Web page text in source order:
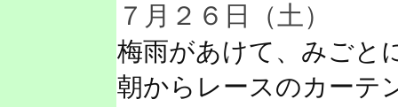
７月２６日（土）
梅雨があけて、みごと
朝からレースのカーテ